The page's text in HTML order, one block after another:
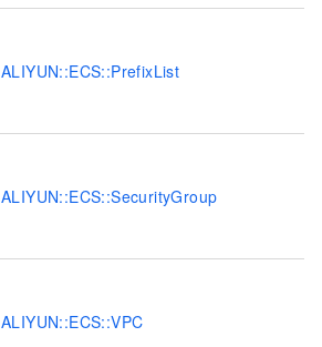
ALIYUN::ECS::PrefixList
ALIYUN::ECS::SecurityGroup
ALIYUN::ECS::VPC